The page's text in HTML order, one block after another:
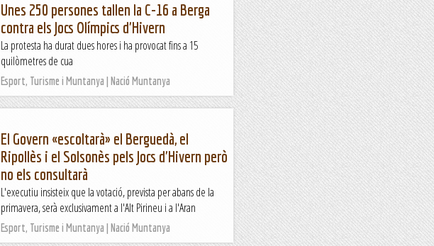
Unes 250 persones tallen la C-16 a Berga
contra els Jocs Olímpics d'Hivern
La protesta ha durat dues hores i ha provocat fins a 15
quilòmetres de cua
Esport, Turisme i Muntanya | Nació Muntanya
El Govern «escoltarà» el Berguedà, el
Ripollès i el Solsonès pels Jocs d'Hivern però
no els consultarà
L'executiu insisteix que la votació, prevista per abans de la
primavera, serà exclusivament a l'Alt Pirineu i a l'Aran
Esport, Turisme i Muntanya | Nació Muntanya